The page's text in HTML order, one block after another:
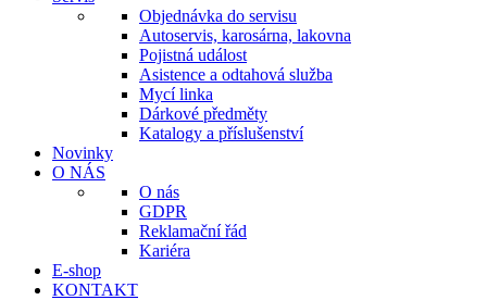
Objednávka do servisu
Autoservis, karosárna, lakovna
Pojistná událost
Asistence a odtahová služba
Mycí linka
Dárkové předměty
Katalogy a příslušenství
Novinky
O NÁS
O nás
GDPR
Reklamační řád
Kariéra
E-shop
KONTAKT